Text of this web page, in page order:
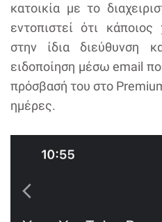
κατοικία με το
εντοπιστεί ότι
στην ίδια διεύθυνση
ειδοποίηση μέσω email
πρόσβασή του στο
ημέρες.